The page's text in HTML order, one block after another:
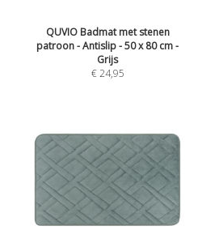
QUVIO Badmat met stenen
patroon - Antislip - 50 x 80 cm -
Grijs
€24,95